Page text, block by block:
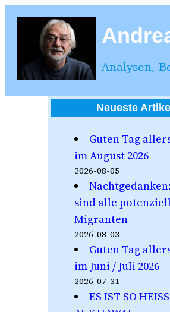
springen
Analysen,
Neueste Artikel
Guten Tag
im August 2026
2026-08-05
sind alle
Migranten
2026-08-03
Guten Tag
im Juni / Juli 2026
2026-07-31
ES IST SO